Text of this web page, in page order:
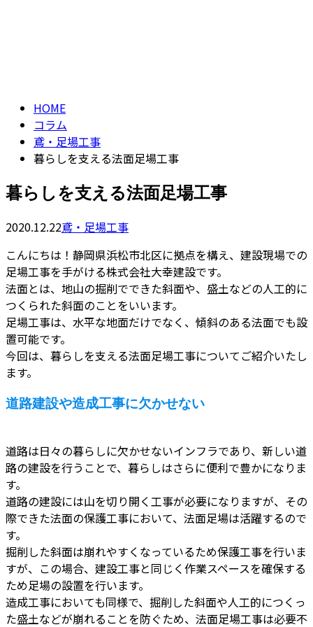
HOME
コラム
鳶・足場工事
暮らしを支える法面足場工事
暮らしを支える法面足場工事
2020.12.22鳶・足場工事
こんにちは！静岡県浜松市北区に拠点を構え、建設現場での
足場工事を手がける株式会社大幸建設です。
法面とは、地山の掘削でできた斜面や、盛土などの人工的に
つくられた斜面のことをいいます。
足場工事は、水平な地面だけでなく、傾斜のある法面でも設
置可能です。
今回は、暮らしを支える法面足場工事についてご紹介いたし
ます。
道路建設や造成工事に欠かせない
道路は日々の暮らしに欠かせないインフラであり、新しい道
路の建設を行うことで、暮らしはさらに便利で豊かになりま
す。
道路の建設には山を切り開く工事が必要になりますが、その
際できた法面の保護工事において、法面足場は活躍するので
す。
掘削した斜面は崩れやすくなっているため保護工事を行いま
すが、この場合、建設工事と同じく作業スペースを確保する
ため足場の設置を行います。
造成工事においても同様で、掘削した斜面や人工的につくっ
た盛土などが崩れることを防ぐため、法面足場工事は必要不